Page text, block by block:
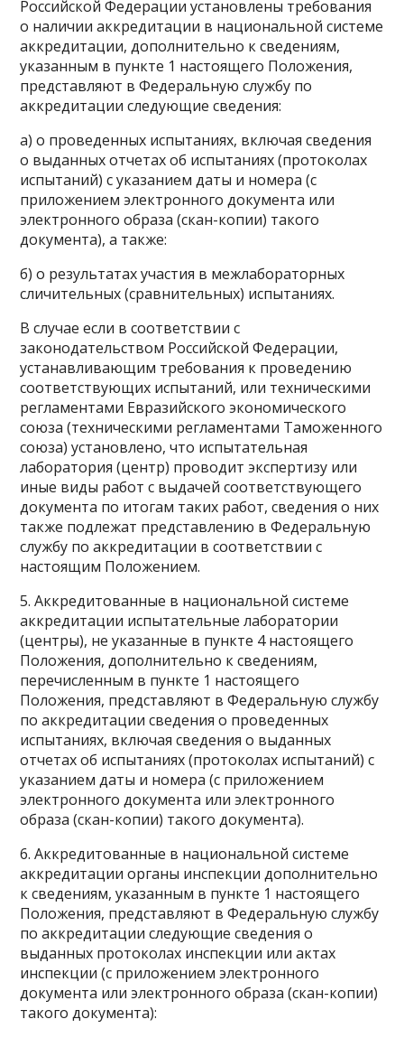
Российской Федерации установлены требования
о наличии аккредитации в национальной системе
аккредитации, дополнительно к сведениям,
указанным в пункте 1 настоящего Положения,
представляют в Федеральную службу по
аккредитации следующие сведения:
а) о проведенных испытаниях, включая сведения
о выданных отчетах об испытаниях (протоколах
испытаний) с указанием даты и номера (с
приложением электронного документа или
электронного образа (скан-копии) такого
документа), а также:
б) о результатах участия в межлабораторных
сличительных (сравнительных) испытаниях.
В случае если в соответствии с
законодательством Российской Федерации,
устанавливающим требования к проведению
соответствующих испытаний, или техническими
регламентами Евразийского экономического
союза (техническими регламентами Таможенного
союза) установлено, что испытательная
лаборатория (центр) проводит экспертизу или
иные виды работ с выдачей соответствующего
документа по итогам таких работ, сведения о них
также подлежат представлению в Федеральную
службу по аккредитации в соответствии с
настоящим Положением.
5. Аккредитованные в национальной системе
аккредитации испытательные лаборатории
(центры), не указанные в пункте 4 настоящего
Положения, дополнительно к сведениям,
перечисленным в пункте 1 настоящего
Положения, представляют в Федеральную службу
по аккредитации сведения о проведенных
испытаниях, включая сведения о выданных
отчетах об испытаниях (протоколах испытаний) с
указанием даты и номера (с приложением
электронного документа или электронного
образа (скан-копии) такого документа).
6. Аккредитованные в национальной системе
аккредитации органы инспекции дополнительно
к сведениям, указанным в пункте 1 настоящего
Положения, представляют в Федеральную службу
по аккредитации следующие сведения о
выданных протоколах инспекции или актах
инспекции (с приложением электронного
документа или электронного образа (скан-копии)
такого документа):